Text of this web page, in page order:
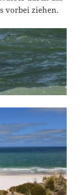
vorbei ziehen.